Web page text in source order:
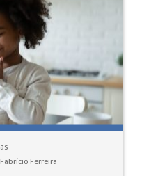
Fabrício Ferreira